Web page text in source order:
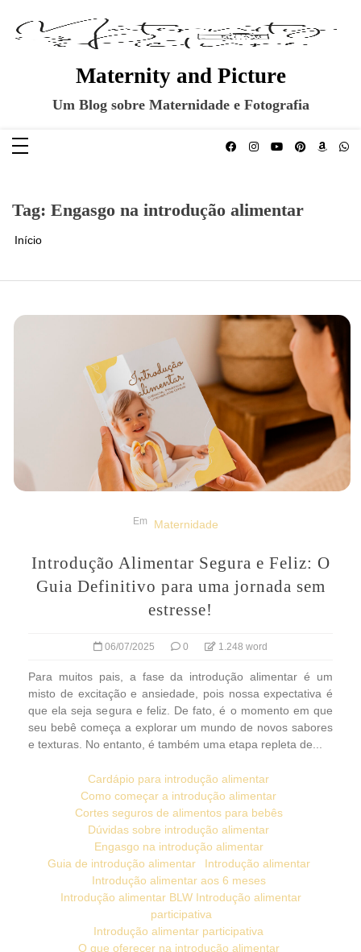
conteúdo
Maternity and Picture
Um Blog sobre Maternidade e Fotografia
Tag: Engasgo na introdução alimentar
Início
Em Maternidade
Introdução Alimentar Segura e Feliz: O
Guia Definitivo para uma jornada sem
estresse!
06/07/2025 0 1.248 word
Para muitos pais, a fase da introdução alimentar é um
misto de excitação e ansiedade, pois nossa expectativa é
que ela seja segura e feliz. De fato, é o momento em que
seu bebê começa a explorar um mundo de novos sabores
e texturas. No entanto, é também uma etapa repleta de...
Cardápio para introdução alimentar
Como começar a introdução alimentar
Cortes seguros de alimentos para bebês
Dúvidas sobre introdução alimentar
Engasgo na introdução alimentar
Guia de introdução alimentar
Introdução alimentar
Introdução alimentar aos 6 meses
Introdução alimentar BLW Introdução alimentar
participativa
Introdução alimentar participativa
O que oferecer na introdução alimentar